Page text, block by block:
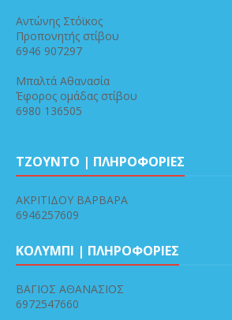
Αντώνης Στόϊκος
Προπονητής στίβου
6946 907297
Μπαλτά Αθανασία
Έφορος ομάδας στίβου
6980 136505
ΤΖΟΥΝΤΟ | ΠΛΗΡΟΦΟΡΙΕΣ
ΑΚΡΙΤΙΔΟΥ ΒΑΡΒΑΡΑ
6946257609
ΚΟΛΥΜΠΙ | ΠΛΗΡΟΦΟΡΙΕΣ
ΒΑΓΙΟΣ ΑΘΑΝΑΣΙΟΣ
6972547660